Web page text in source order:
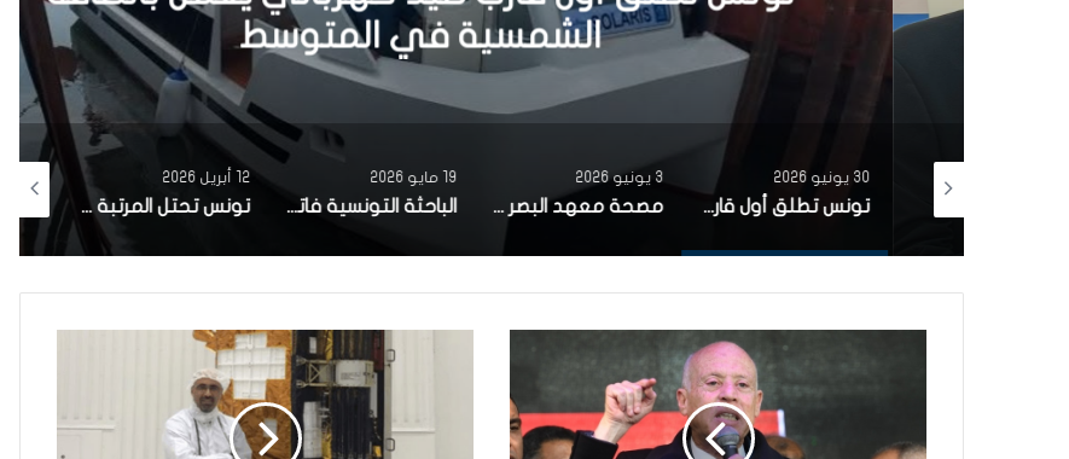
الشمسية في المتوسط
30 يونيو 2026
تونس تطلق أول قارب صيد كهربائي يعمل بالطاقة الشمسية في المتوسط مصحة معهد البصر والشبكية بالبحيرة 1 تقوم باجراء اكثر من 50 عملية جراحية لازالة الماء الابيض مجانا لفائدة عدد من اهالي قفصة الباحثة التونسية فاتن المولدي تنجح في الحصول على براءة اختراع في الولايات المتحدة الأمريكية، وذلك بعد ابتكارها محركاً هجيناً ثورياً
12 أبريل 2026
تونس تحتل المرتبة الاولى افريقيا من حيث عدد النساء المطورات للبرمجيات
10 أبريل 2026